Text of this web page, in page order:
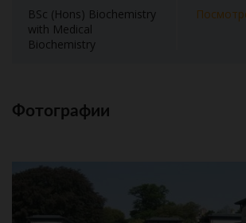
BSc (Hons) Biochemistry
with Medical
Biochemistry
Фотографии